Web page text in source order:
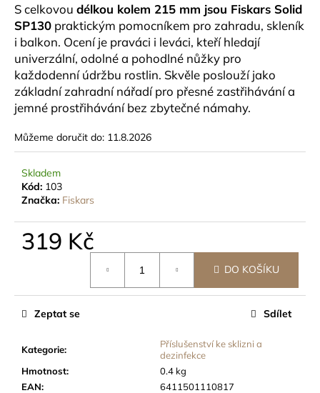
S celkovou délkou kolem 215 mm jsou Fiskars Solid
SP130 praktickým pomocníkem pro zahradu, skleník
i balkon. Ocení je praváci i leváci, kteří hledají
univerzální, odolné a pohodlné nůžky pro
každodenní údržbu rostlin. Skvěle poslouží jako
základní zahradní nářadí pro přesné zastřihávání a
jemné prostřihávání bez zbytečné námahy.
Můžeme doručit do: 11.8.2026
Skladem
Kód: 103
Značka: Fiskars
319 Kč
DO KOŠÍKU
Kategorie:
Příslušenství ke sklizni a
dezinfekce
Hmotnost:
0.4 kg
EAN: 6411501110817
Zeptat se Sdílet
62%
8G
-
PRO
KONTROLU
VLHKOSTI,
SAMOSTATNĚ
BALENO,
1
29
Kč